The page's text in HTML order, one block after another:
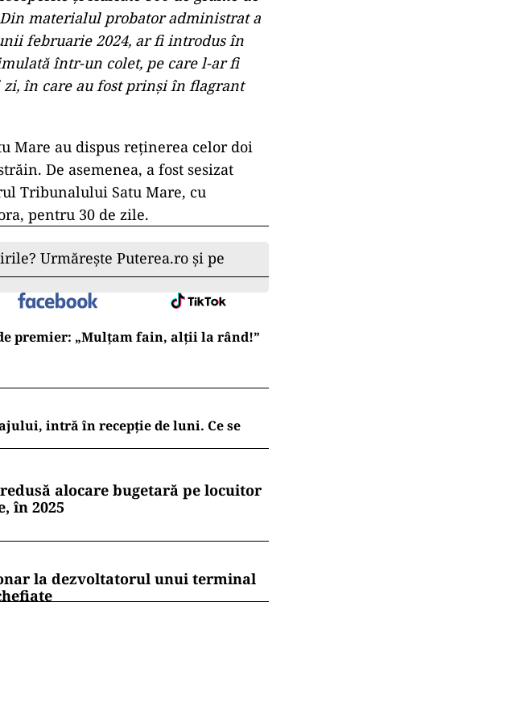
persoane au fost prinse înflagrant
comercializat un kilogram de
a fost pus în executare un
şi ridicate 500 de grame de
materialul probator administrat a
februarie 2024, ar fi introdus în
într-un colet, pe care l-ar fi
în care au fost prinşi în flagrant
Mare au dispus reţinerea celor doi
De asemenea, a fost sesizat
Tribunalului Satu Mare, cu
pentru 30 de zile.
Urmărește Puterea.ro și pe
intră în recepție de luni. Ce se